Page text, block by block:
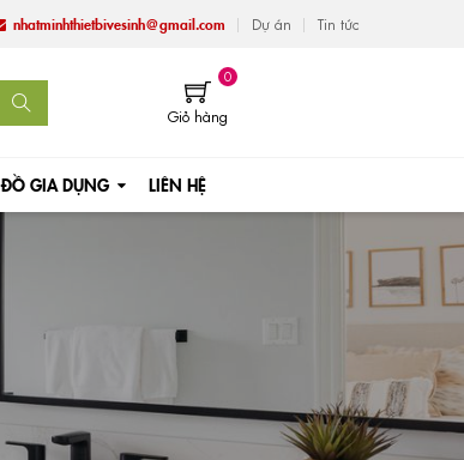
nhatminhthietbivesinh@gmail.com Dự án Tin tức
0
Giỏ hàng
ĐỒ GIA DỤNG LIÊN HỆ